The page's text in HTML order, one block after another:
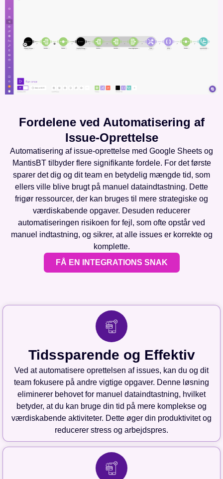
Fordelene ved Automatisering af
Issue-Oprettelse
Automatisering af issue-oprettelse med Google Sheets og
MantisBT tilbyder flere signifikante fordele. For det første
sparer det dig og dit team en betydelig mængde tid, som
ellers ville blive brugt på manuel dataindtastning. Dette
frigør ressourcer, der kan bruges til mere strategiske og
værdiskabende opgaver. Desuden reducerer
automatiseringen risikoen for fejl, som ofte opstår ved
manuel indtastning, og sikrer, at alle issues er korrekte og
komplette.
FÅ EN INTEGRATIONS SNAK
Tidssparende og Effektiv
Ved at automatisere oprettelsen af issues, kan du og dit
team fokusere på andre vigtige opgaver. Denne løsning
eliminerer behovet for manuel dataindtastning, hvilket
betyder, at du kan bruge din tid på mere komplekse og
værdiskabende aktiviteter. Dette øger din produktivitet og
reducerer stress og arbejdspres.